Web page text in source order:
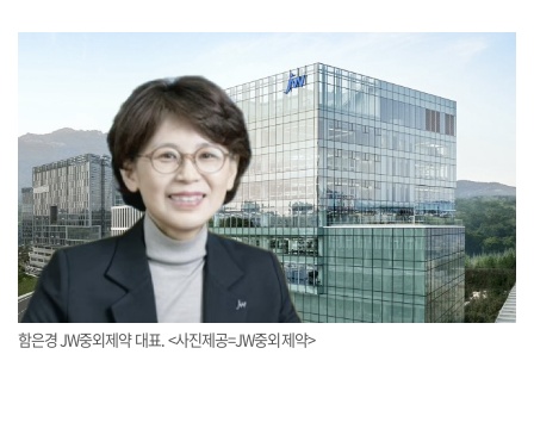
함은경 JW중외제약 대표. <사진제공=JW중외제약>